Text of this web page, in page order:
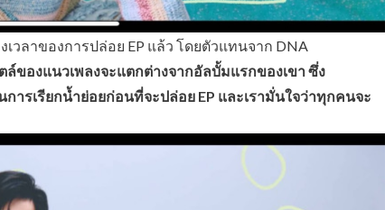
วลาของการปล่อย EP แล้ว โดยตัวแทนจาก DNA
ตล์ของแนวเพลงจะแตกต่างจากอัลบั้มแรกของเขา ซึ่ง
นการเรียกน้ำย่อยก่อนที่จะปล่อย EP และเรามั่นใจว่าทุกคนจะ